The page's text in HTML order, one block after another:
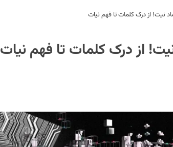
نیت! از درک کلمات تا فهم نیات
از درک کلمات تا فهم نیات